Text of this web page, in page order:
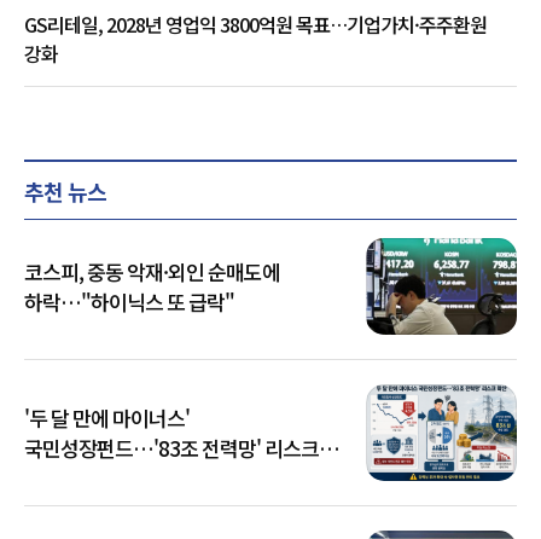
GS리테일, 2028년 영업익 3800억원 목표…기업가치·주주환원
강화
추천 뉴스
코스피, 중동 악재·외인 순매도에
하락…"하이닉스 또 급락"
'두 달 만에 마이너스'
국민성장펀드…'83조 전력망' 리스크